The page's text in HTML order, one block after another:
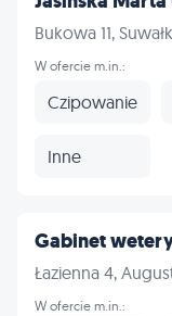
Bukowa 11,
W ofercie m.in.:
Czipowanie
Inne
Gabinet
Łazienna 4,
W ofercie m.in.: